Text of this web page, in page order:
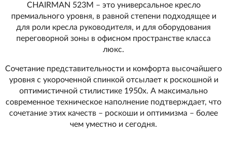
CHAIRMAN 523М – это универсальное кресло
премиального уровня, в равной степени подходящее и
для роли кресла руководителя, и для оборудования
переговорной зоны в офисном пространстве класса
люкс.
Сочетание представительности и комфорта высочайшего
уровня с укороченной спинкой отсылает к роскошной и
оптимистичной стилистике 1950х. А максимально
современное техническое наполнение подтверждает, что
сочетание этих качеств – роскоши и оптимизма – более
чем уместно и сегодня.